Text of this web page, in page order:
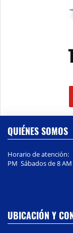
QUIÉNES SOMOS
Horario de atención:
PM Sábados de 8 AM
UBICACIÓN Y